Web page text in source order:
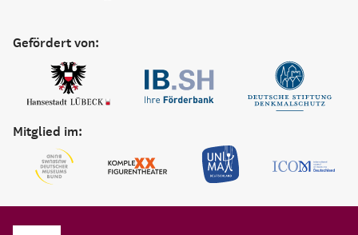
Gefördert von:
Mitglied im: